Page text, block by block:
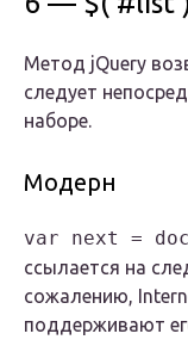
Метод jQuery
следует
наборе.
Модерн
ссылается на
сожалению,
поддерживают